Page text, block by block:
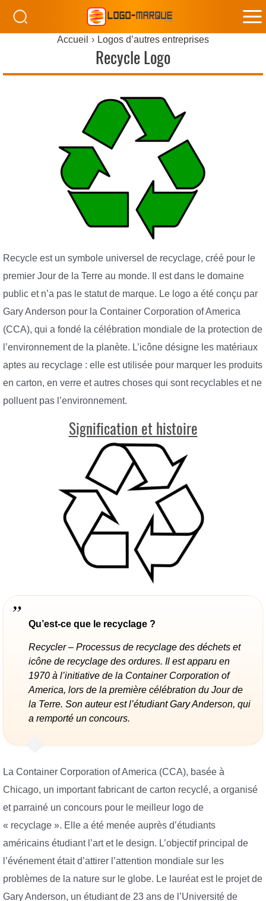
Accueil Logos d’autres entreprises
Recycle Logo
Recycle est un symbole universel de recyclage, créé pour le
premier Jour de la Terre au monde. Il est dans le domaine
public et n’a pas le statut de marque. Le logo a été conçu par
Gary Anderson pour la Container Corporation of America
(CCA), qui a fondé la célébration mondiale de la protection de
l’environnement de la planète. L’icône désigne les matériaux
aptes au recyclage : elle est utilisée pour marquer les produits
en carton, en verre et autres choses qui sont recyclables et ne
polluent pas l’environnement.
Signification et histoire
Qu’est-ce que le recyclage ?
Recycler – Processus de recyclage des déchets et
icône de recyclage des ordures. Il est apparu en
1970 à l’initiative de la Container Corporation of
America, lors de la première célébration du Jour de
la Terre. Son auteur est l’étudiant Gary Anderson, qui
a remporté un concours.
La Container Corporation of America (CCA), basée à
Chicago, un important fabricant de carton recyclé, a organisé
et parrainé un concours pour le meilleur logo de
« recyclage ». Elle a été menée auprès d’étudiants
américains étudiant l’art et le design. L’objectif principal de
l’événement était d’attirer l’attention mondiale sur les
problèmes de la nature sur le globe. Le lauréat est le projet de
Gary Anderson, un étudiant de 23 ans de l’Université de